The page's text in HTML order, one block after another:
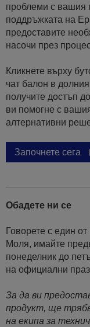
проблеми с вашия
поддръжката на
предоставите
насочи през
Кликнете върху
чат балон в
получите достъп
ви помогне с
алтернативни
Започнете сега
Обадете ни се
Говорете с един
Моля, имайте
понеделник до
на официални
За да ви
продукт, ще
на екипа за